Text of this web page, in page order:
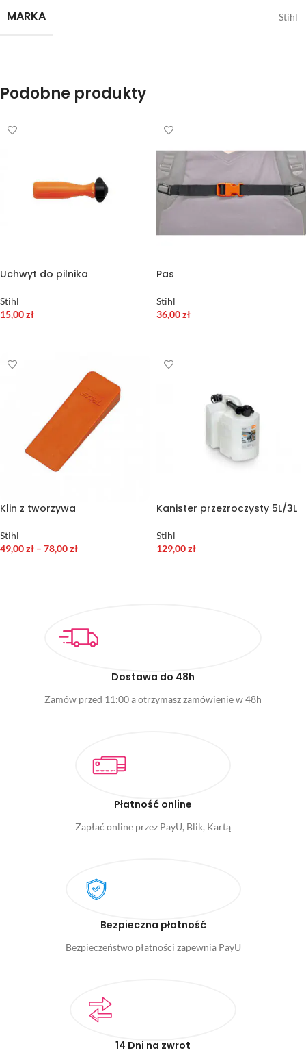
MARKA Stihl
Podobne produkty
Uchwyt do pilnika
Stihl
15,00zł
Pas
Stihl
36,00zł
Klin z tworzywa
Stihl
49,00zł – 78,00zł
Kanister przezroczysty 5L/3L
Stihl
129,00zł
Dostawa do 48h
Zamów przed 11:00 a otrzymasz zamówienie w 48h
Płatność online
Zapłać online przez PayU, Blik, Kartą
Bezpieczna płatność
Bezpieczeństwo płatności zapewnia PayU
14 Dni na zwrot